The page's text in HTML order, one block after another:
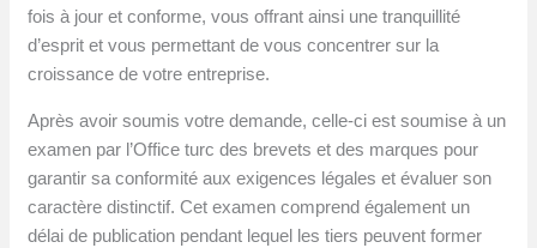
fois à jour et conforme, vous offrant ainsi une tranquillité
d’esprit et vous permettant de vous concentrer sur la
croissance de votre entreprise.
Après avoir soumis votre demande, celle-ci est soumise à un
examen par l’Office turc des brevets et des marques pour
garantir sa conformité aux exigences légales et évaluer son
caractère distinctif. Cet examen comprend également un
délai de publication pendant lequel les tiers peuvent former